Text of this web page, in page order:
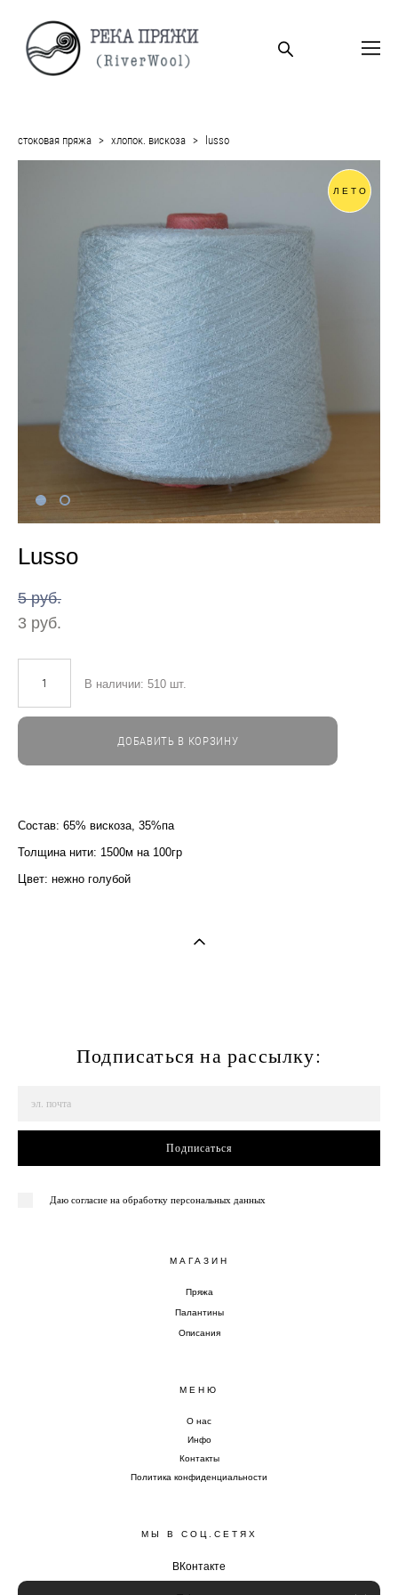
стоковая пряжа > хлопок. вискоза > lusso
ЛЕТО
Lusso
5 pуб.
3 pуб.
В наличии: 510 шт.
ДОБАВИТЬ В КОРЗИНУ
Состав: 65% вискоза, 35%па
Толщина нити: 1500м на 100гр
Цвет: нежно голубой
Подписаться на рассылку:
Подписаться
Даю согласие на обработку персональных данных
МАГАЗИН
Пряжа
Палантины
Описания
МЕНЮ
О нас
Инфо
Контакты
Политика конфиденциальности
МЫ В СОЦ.СЕТЯХ
ВКонтакте